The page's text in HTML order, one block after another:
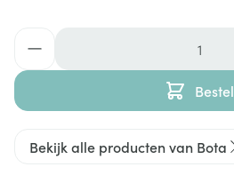
Bestel
Bekijk alle producten van Bota